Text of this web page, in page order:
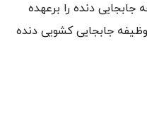
دنده را برعهده
جابجایی کشویی دنده